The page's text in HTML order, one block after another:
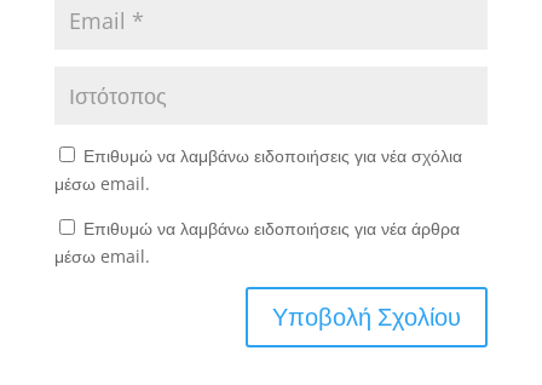
Επιθυμώ να λαμβάνω ειδοποιήσεις για νέα σχόλια
μέσω email.
Επιθυμώ να λαμβάνω ειδοποιήσεις για νέα άρθρα
μέσω email.